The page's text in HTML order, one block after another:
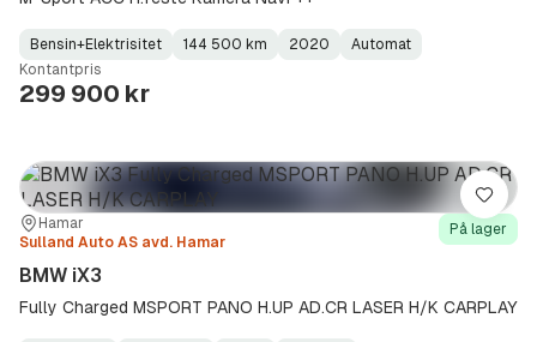
Fuel
Type:
Bensin+Elektrisitet
Kilometerstand: 144 500 km
Model
Year:
2020
Gearbox
Type:
Automat
Kontantpris
299 900 kr
Sted:Hamar
Forhandler:
Sulland Auto AS avd. Hamar
På lager
BMW iX3
Fully Charged MSPORT PANO H.UP AD.CR LASER H/K CARPLAY
Lagre